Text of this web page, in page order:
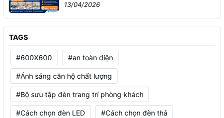
13/04/2026
TAGS
#600X600 #an toàn điện
#Ánh sáng căn hộ chất lượng
#Bộ sưu tập đèn trang trí phòng khách
#Cách chọn đèn LED #Cách chọn đèn thả